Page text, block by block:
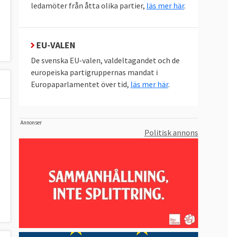
ledamöter från åtta olika partier, läs mer här.
EU-VALEN
De svenska EU-valen, valdeltagandet och de
europeiska partigruppernas mandat i
Europaparlamentet över tid, läs mer här.
Annonser
Politisk annons